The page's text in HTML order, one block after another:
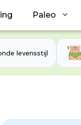
Paleo
levensstijl